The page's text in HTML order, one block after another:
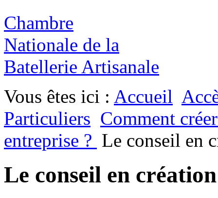
Chambre
Nationale de la
Batellerie Artisanale
Vous êtes ici : Accueil
Particuliers Comment
entreprise ? Le conseil en
Le conseil en